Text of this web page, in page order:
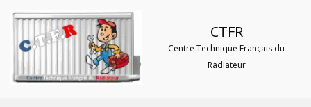
CTFR
Centre Technique Français du
Radiateur